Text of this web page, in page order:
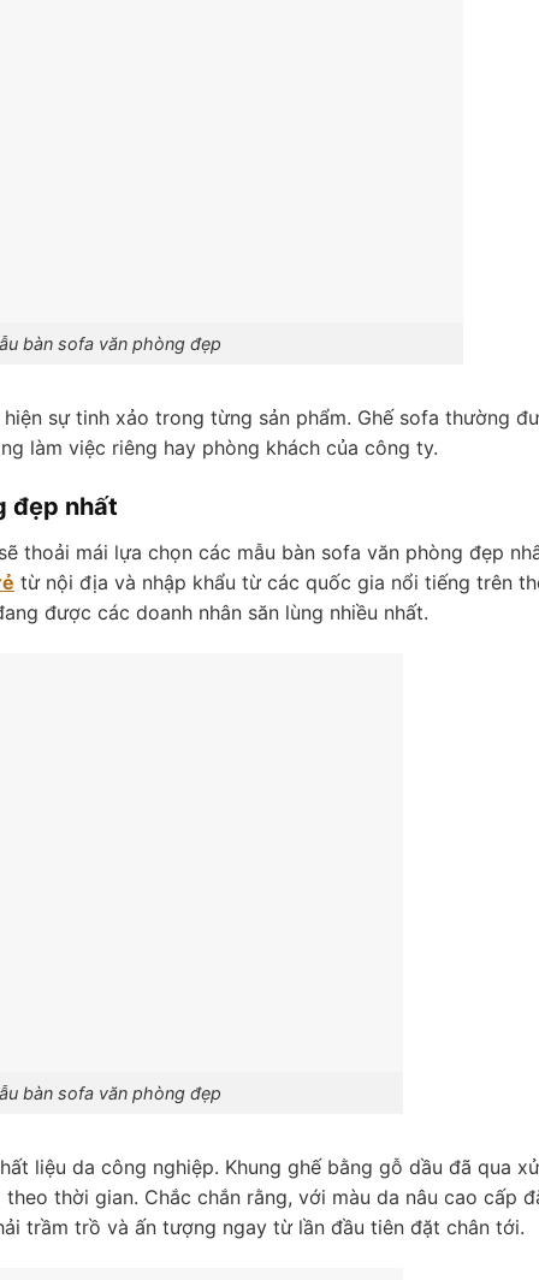
bàn sofa văn phòng đẹp
sự tinh xảo trong từng sản phẩm. Ghế sofa thường
làm việc riêng hay phòng khách của công ty.
đẹp nhất
thoải mái lựa chọn các mẫu bàn sofa văn phòng đẹp
từ nội địa và nhập khẩu từ các quốc gia nổi tiếng trên
được các doanh nhân săn lùng nhiều nhất.
bàn sofa văn phòng đẹp
liệu da công nghiệp. Khung ghế bằng gỗ dầu đã qua
thời gian. Chắc chắn rằng, với màu da nâu cao cấp
trầm trồ và ấn tượng ngay từ lần đầu tiên đặt chân tới.